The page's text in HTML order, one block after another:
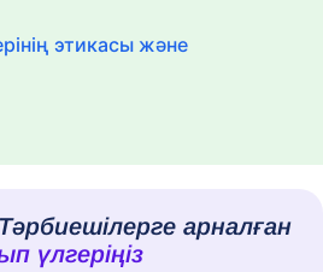
этикасы және
арналған
үлгеріңіз